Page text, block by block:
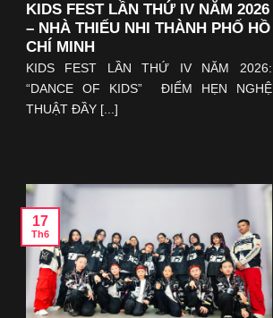
KIDS FEST LẦN THỨ IV NĂM 2026
– NHÀ THIẾU NHI THÀNH PHỐ HỒ
CHÍ MINH
KIDS FEST LẦN THỨ IV NĂM 2026:
“DANCE OF KIDS” ĐIỂM HẸN NGHỆ
THUẬT ĐẦY [...]
17
Th6